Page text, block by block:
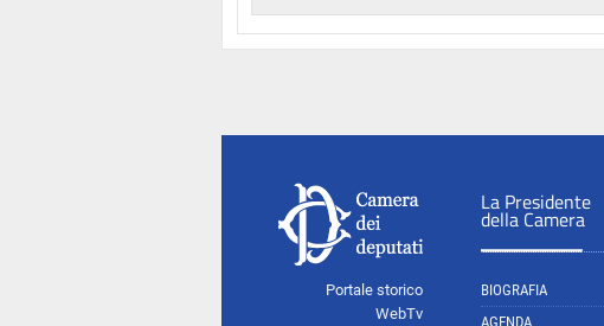
Portale storico
WebTv
La Presidente
della Camera
BIOGRAFIA
AGENDA